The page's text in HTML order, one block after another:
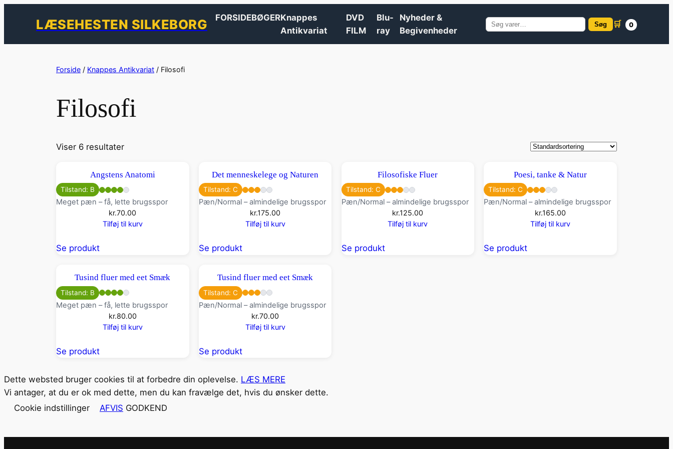
LÆSEHESTEN SILKEBORG FORSIDEBØGERKnappes
Antikvariat
DVD
FILM
Blu-
ray
Nyheder &
Begivenheder
Søg
efter:
Søg 🛒 0
Forside / Knappes Antikvariat / Filosofi
Filosofi
Viser 6 resultater
Angstens Anatomi
Tilstand: B
Meget pæn – få, lette brugsspor
kr.70.00
Tilføj til kurv
Se produkt
Det menneskelege og Naturen
Tilstand: C
Pæn/Normal – almindelige brugsspor
kr.175.00
Tilføj til kurv
Se produkt
Filosofiske Fluer
Tilstand: C
Pæn/Normal – almindelige brugsspor
kr.125.00
Tilføj til kurv
Se produkt
Poesi, tanke & Natur
Tilstand: C
Pæn/Normal – almindelige brugsspor
kr.165.00
Tilføj til kurv
Se produkt
Tusind fluer med eet Smæk
Tilstand: B
Meget pæn – få, lette brugsspor
kr.80.00
Tilføj til kurv
Se produkt
Tusind fluer med eet Smæk
Tilstand: C
Pæn/Normal – almindelige brugsspor
kr.70.00
Tilføj til kurv
Se produkt
Dette websted bruger cookies til at forbedre din oplevelse. LÆS MERE
Vi antager, at du er ok med dette, men du kan fravælge det, hvis du ønsker dette.
Cookie indstillinger
AFVIS GODKEND